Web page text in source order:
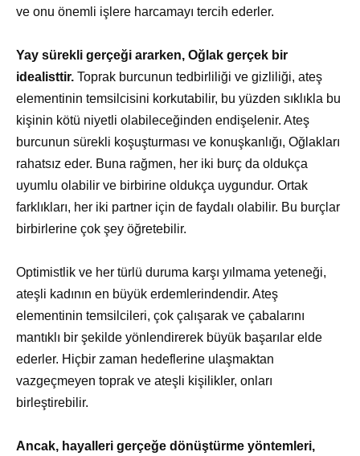
ve onu önemli işlere harcamayı tercih ederler.
Yay sürekli gerçeği ararken, Oğlak gerçek bir
idealisttir. Toprak burcunun tedbirliliği ve gizliliği, ateş
elementinin temsilcisini korkutabilir, bu yüzden sıklıkla bu
kişinin kötü niyetli olabileceğinden endişelenir. Ateş
burcunun sürekli koşuşturması ve konuşkanlığı, Oğlakları
rahatsız eder. Buna rağmen, her iki burç da oldukça
uyumlu olabilir ve birbirine oldukça uygundur. Ortak
farklıkları, her iki partner için de faydalı olabilir. Bu burçlar
birbirlerine çok şey öğretebilir.
Optimistlik ve her türlü duruma karşı yılmama yeteneği,
ateşli kadının en büyük erdemlerindendir. Ateş
elementinin temsilcileri, çok çalışarak ve çabalarını
mantıklı bir şekilde yönlendirerek büyük başarılar elde
ederler. Hiçbir zaman hedeflerine ulaşmaktan
vazgeçmeyen toprak ve ateşli kişilikler, onları
birleştirebilir.
Ancak, hayalleri gerçeğe dönüştürme yöntemleri,